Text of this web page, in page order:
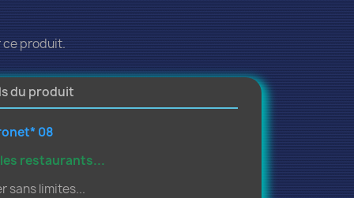
ce produit.
du produit
08
restaurants...
sans limites...